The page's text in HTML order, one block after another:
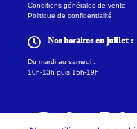
Conditions générales de vente
Politique de confidentialité
Nos horaires en juillet :
Du mardi au samedi :
10h-13h puis 15h-19h